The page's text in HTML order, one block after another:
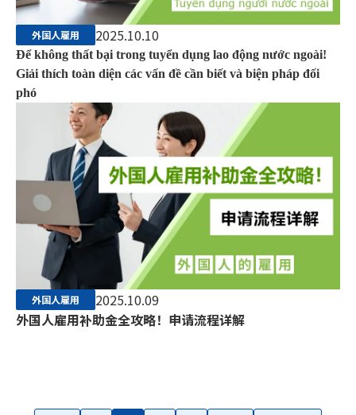
外国人雇用 2025.10.10
Để không thất bại trong tuyển dụng lao động nước ngoài!
Giải thích toàn diện các vấn đề cần biết và biện pháp đối
phó
外国人雇用
2025.10.09
外国人雇用补助金全攻略！申请流程详解